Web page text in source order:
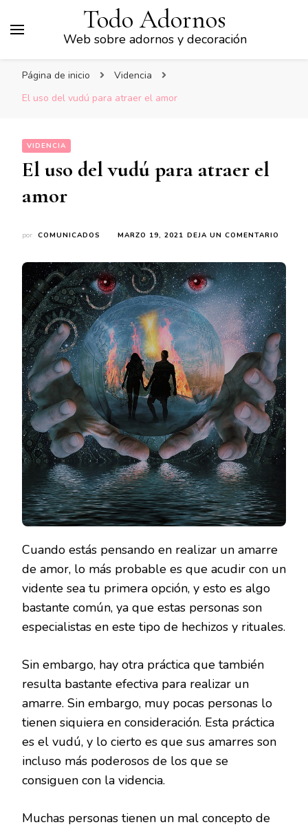
Todo Adornos
Web sobre adornos y decoración
Página de inicio
Videncia
El uso del vudú para atraer el amor
VIDENCIA
El uso del vudú para atraer el
amor
por COMUNICADOS MARZO 19, 2021 DEJA UN COMENTARIO
DEL
VUDÚ
PARA
EL
AMOR
Cuando estás pensando en realizar un amarre
de amor, lo más probable es que acudir con un
vidente sea tu primera opción, y esto es algo
bastante común, ya que estas personas son
especialistas en este tipo de hechizos y rituales.
Sin embargo, hay otra práctica que también
resulta bastante efectiva para realizar un
amarre. Sin embargo, muy pocas personas lo
tienen siquiera en consideración. Esta práctica
es el vudú, y lo cierto es que sus amarres son
incluso más poderosos de los que se
consiguen con la videncia.
Muchas personas tienen un mal concepto de